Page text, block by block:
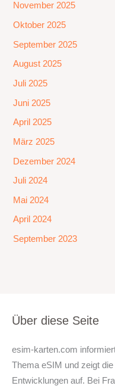
November 2025
Oktober 2025
September 2025
August 2025
Juli 2025
Juni 2025
April 2025
März 2025
Dezember 2024
Juli 2024
Mai 2024
April 2024
September 2023
Über diese Seite
esim-karten.com
Thema eSIM und zeigt
Entwicklungen auf. Bei